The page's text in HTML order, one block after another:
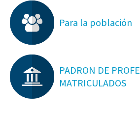
Para la población
PADRON DE
MATRICULADOS